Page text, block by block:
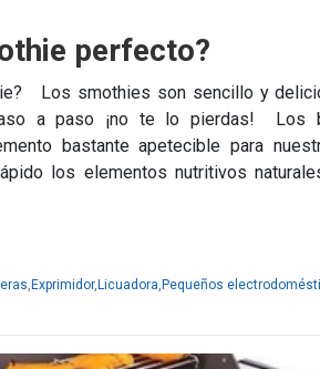
perfecto?
Los smothies son sencillo y
a paso ¡no te lo pierdas! Los
bastante apetecible para
los elementos nutritivos
, Exprimidor, Licuadora, Pequeños